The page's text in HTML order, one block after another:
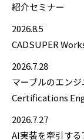
紹介セミナー
2026.8.5
CADSUPER
2026.7.28
マーブルのエン
Certifications
2026.7.27
AI実装を牽引す